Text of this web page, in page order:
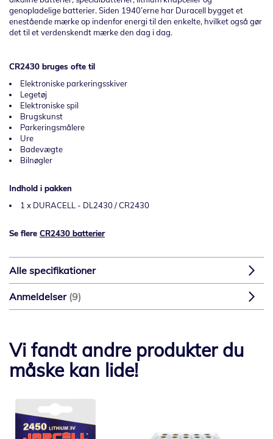
genopladelige batterier. Siden 1940’erne har Duracell bygget et
enestående mærke op indenfor energi til den enkelte, hvilket også gør
det til et verdenskendt mærke den dag i dag.
CR2430 bruges ofte til
Elektroniske parkeringsskiver
Legetøj
Elektroniske spil
Brugskunst
Parkeringsmålere
Ure
Badevægte
Bilnøgler
Indhold i pakken
1 x DURACELL - DL2430 / CR2430
Se flere CR2430 batterier
Alle specifikationer
Anmeldelser 9
Vi fandt andre produkter du
måske kan lide!